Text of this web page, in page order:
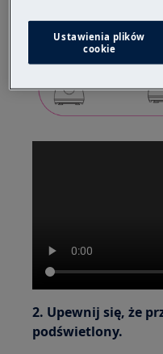
2. Upewnij się, że
podświetlony.
Ustawienia plików
cookie